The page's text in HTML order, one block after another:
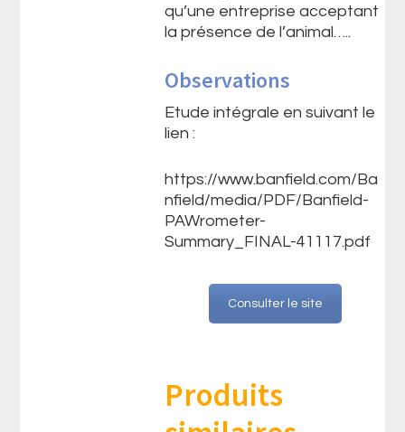
qu’une entreprise acceptant
la présence de l’animal…..
Observations
Etude intégrale en suivant le
lien :
https://www.banfield.com/Ba
nfield/media/PDF/Banfield-
PAWrometer-
Summary_FINAL-41117.pdf
Consulter le site
Produits